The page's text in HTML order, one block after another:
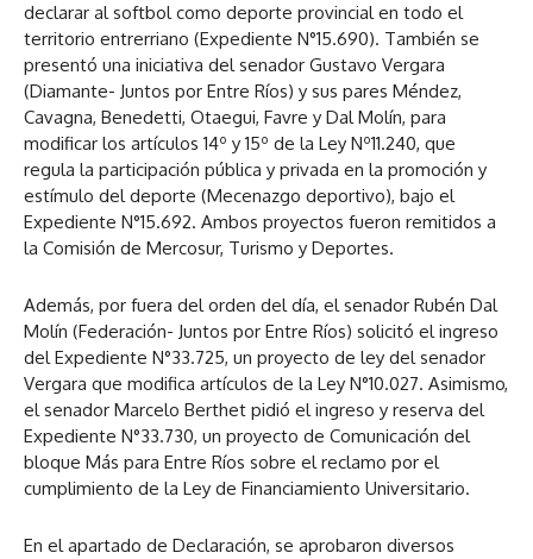
declarar al softbol como deporte provincial en todo el
territorio entrerriano (Expediente N°15.690). También se
presentó una iniciativa del senador Gustavo Vergara
(Diamante- Juntos por Entre Ríos) y sus pares Méndez,
Cavagna, Benedetti, Otaegui, Favre y Dal Molín, para
modificar los artículos 14º y 15º de la Ley Nº11.240, que
regula la participación pública y privada en la promoción y
estímulo del deporte (Mecenazgo deportivo), bajo el
Expediente N°15.692. Ambos proyectos fueron remitidos a
la Comisión de Mercosur, Turismo y Deportes.
Además, por fuera del orden del día, el senador Rubén Dal
Molín (Federación- Juntos por Entre Ríos) solicitó el ingreso
del Expediente N°33.725, un proyecto de ley del senador
Vergara que modifica artículos de la Ley N°10.027. Asimismo,
el senador Marcelo Berthet pidió el ingreso y reserva del
Expediente N°33.730, un proyecto de Comunicación del
bloque Más para Entre Ríos sobre el reclamo por el
cumplimiento de la Ley de Financiamiento Universitario.
En el apartado de Declaración, se aprobaron diversos